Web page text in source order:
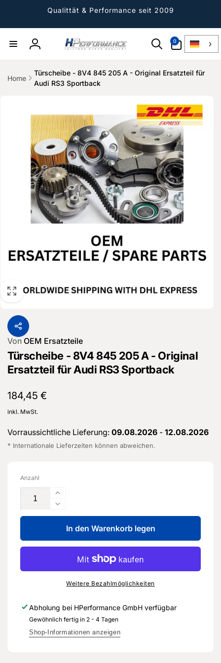
Qualittät & Performance seit 2009
Einloggen
0
Artikel
Home
Türscheibe - 8V4 845 205 A - Original Ersatzteil für
Audi RS3 Sportback
Von OEM Ersatzteile
Türscheibe - 8V4 845 205 A - Original
Ersatzteil für Audi RS3 Sportback
Normaler
Preis
184,45 €
inkl. MwSt.
Vorraussichtliche Lieferung: 09.08.2026 - 12.08.2026
* Internationale Lieferzeiten können abweichen.
Anzahl
Erhöhe
die
Menge
für
Türscheibe
-
845
205
Original
Ersatzteil
für
Verringere
die
Menge
für
Türscheibe
8V4
845
-
Original
Ersatzteil
In den Warenkorb legen
Weitere Bezahlmöglichkeiten
Abholung bei HPerformance GmbH verfügbar
Gewöhnlich fertig in 2 - 4 Tagen
Shop-Informationen anzeigen